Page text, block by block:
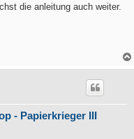
die anleitung auch weiter.
- Papierkrieger III